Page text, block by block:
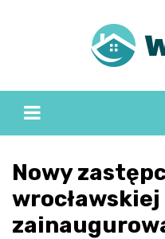
Nowy